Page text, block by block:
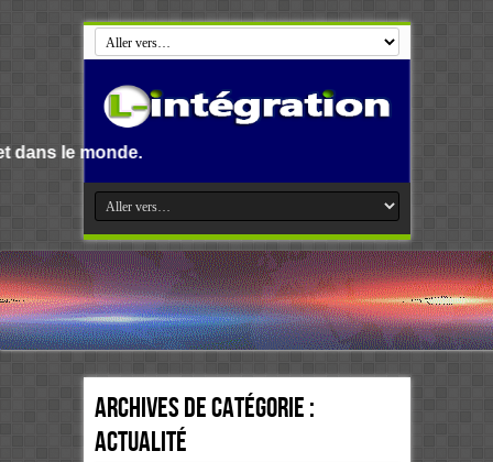
Archives de catégorie :
Actualité